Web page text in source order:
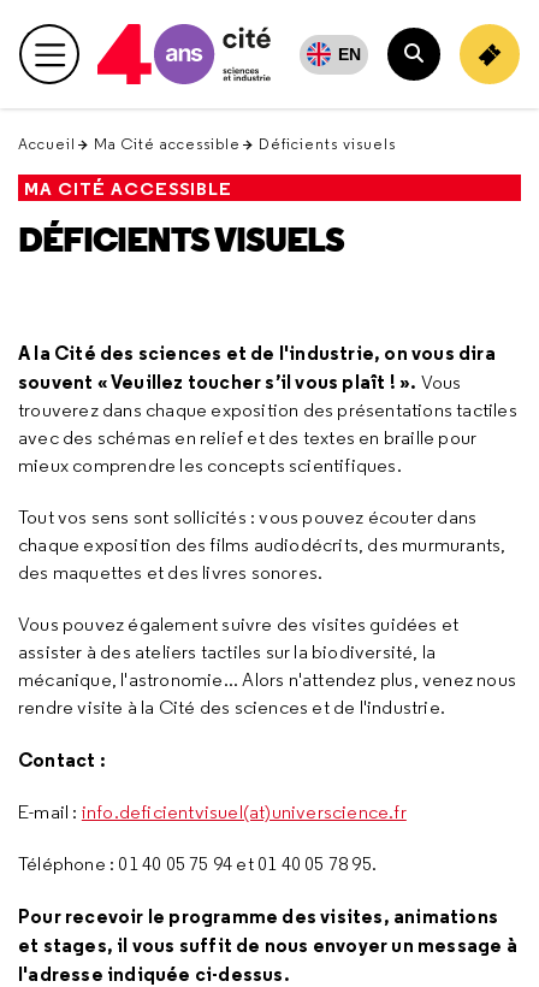
en
haut Menu principal EN
Rechercher
Accueil Ma Cité accessible Déficients visuels
MA CITÉ ACCESSIBLE
DÉFICIENTS VISUELS
A la Cité des sciences et de l'industrie, on vous dira
souvent «Veuillez toucher s’il vous plaît ! ». Vous
trouverez dans chaque exposition des présentations tactiles
avec des schémas en relief et des textes en braille pour
mieux comprendre les concepts scientifiques.
Tout vos sens sont sollicités : vous pouvez écouter dans
chaque exposition des films audiodécrits, des murmurants,
des maquettes et des livres sonores.
Vous pouvez également suivre des visites guidées et
assister à des ateliers tactiles sur la biodiversité, la
mécanique, l'astronomie... Alors n'attendez plus, venez nous
rendre visite à la Cité des sciences et de l'industrie.
Contact :
E-mail : info.deficientvisuel(at)universcience.fr
Téléphone : 01 40 05 75 94 et 01 40 05 78 95.
Pour recevoir le programme des visites, animations
et stages, il vous suffit de nous envoyer un message à
l'adresse indiquée ci-dessus.